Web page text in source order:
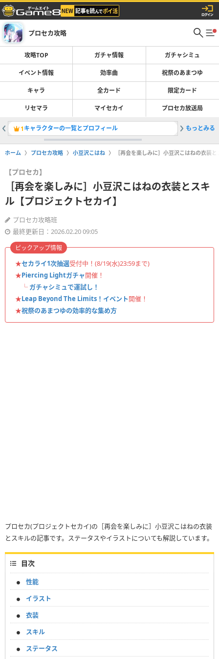
プロセカ攻略
攻略TOP ガチャ情報 ガチャシミュ
イベント情報 効率曲 祝祭のあまつゆ
キャラ 全カード 限定カード
リセマラ マイセカイ プロセカ放送局
1キャラクターの一覧とプロフィール 2［しば
もっとみる
ホーム プロセカ攻略 小豆沢こはね ［再会を楽しみに］小豆沢こはねの衣装
【プロセカ】
［再会を楽しみに］小豆沢こはねの衣装とスキ
ル【プロジェクトセカイ】
プロセカ攻略班
最終更新日：2026.02.20 09:05
★セカライ1次抽選受付中！(8/19(水)23:59まで)
★Piercing Lightガチャ開催！
└ ガチャシミュで運試し！
★Leap Beyond The Limits！イベント開催！
★祝祭のあまつゆの効率的な集め方
ピックアップ情報
プロセカ(プロジェクトセカイ)の［再会を楽しみに］小豆沢こはねの衣装
とスキルの記事です。ステータスやイラストについても解説しています。
目次
性能
イラスト
衣装
スキル
ステータス